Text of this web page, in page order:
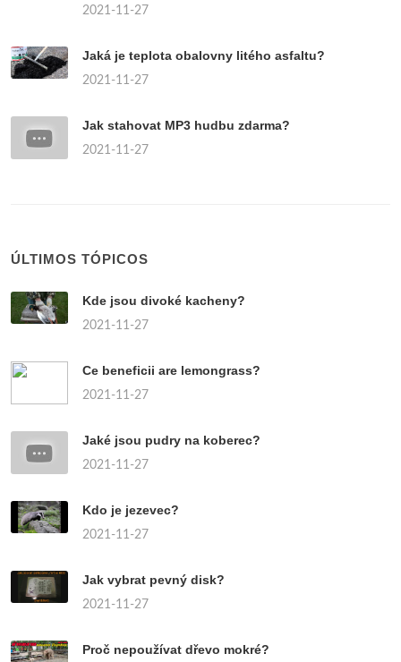
2021-11-27
Jaká je teplota obalovny litého asfaltu?
2021-11-27
Jak stahovat MP3 hudbu zdarma?
2021-11-27
ÚLTIMOS TÓPICOS
Kde jsou divoké kacheny?
2021-11-27
Ce beneficii are lemongrass?
2021-11-27
Jaké jsou pudry na koberec?
2021-11-27
Kdo je jezevec?
2021-11-27
Jak vybrat pevný disk?
2021-11-27
Proč nepoužívat dřevo mokré?